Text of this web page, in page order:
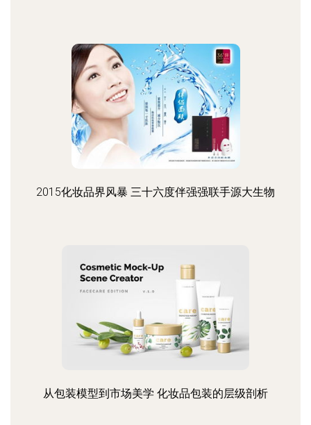
2015化妆品界风暴 三十六度伴强强联手源大生物
从包装模型到市场美学 化妆品包装的层级剖析